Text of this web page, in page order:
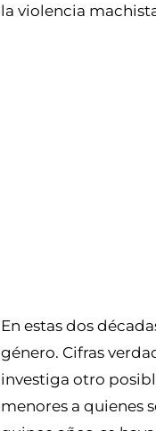
la violencia
En estas dos
género. Cifras
investiga otro
menores a quienes